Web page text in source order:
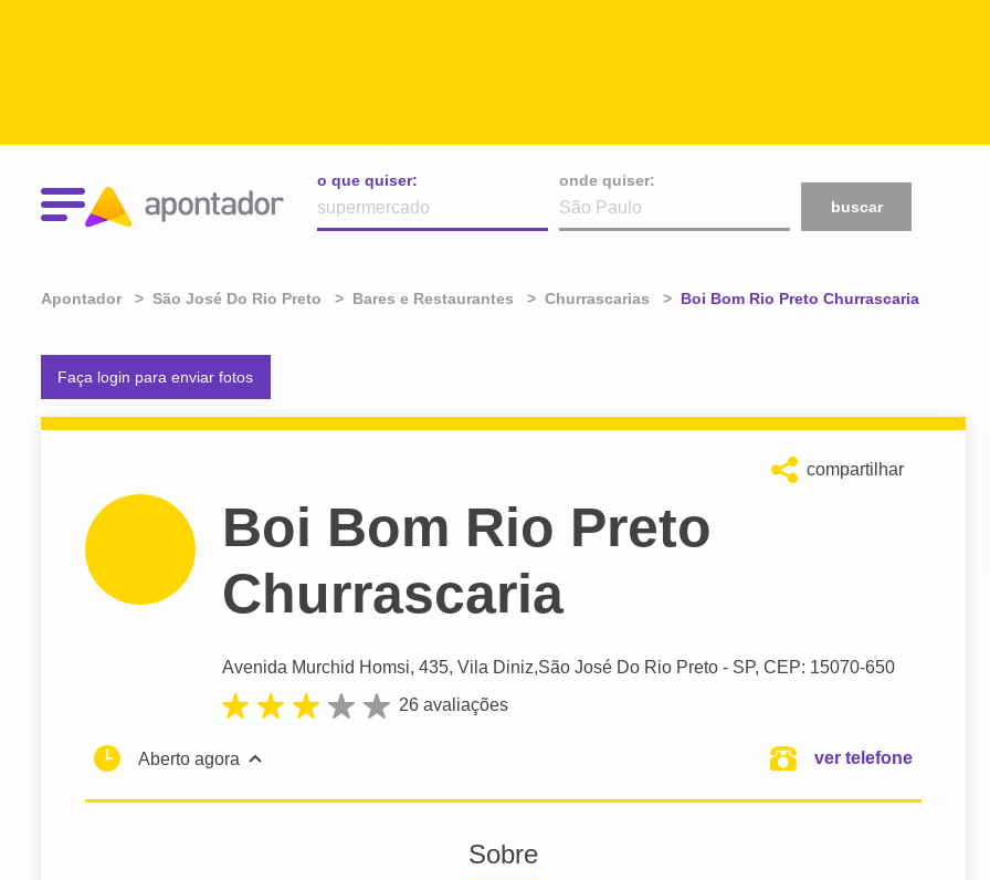
o que quiser:
onde quiser:
buscar
Apontador São José Do Rio Preto Bares e Restaurantes Churrascarias Atual:
Boi Bom Rio Preto Churrascaria
Faça login para enviar fotos
compartilhar
Boi Bom Rio Preto
Churrascaria
Avenida Murchid Homsi, 435, Vila Diniz,São José Do Rio Preto - SP, CEP: 15070-650
26 avaliações
Aberto agora ver telefone
Sobre